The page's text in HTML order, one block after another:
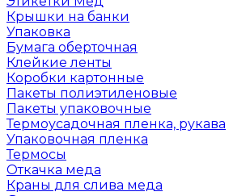
Крышки на банки
Упаковка
Бумага оберточная
Клейкие ленты
Коробки картонные
Пакеты полиэтиленовые
Пакеты упаковочные
Термоусадочная пленка, рукава
Упаковочная пленка
Термосы
Откачка меда
Краны для слива меда